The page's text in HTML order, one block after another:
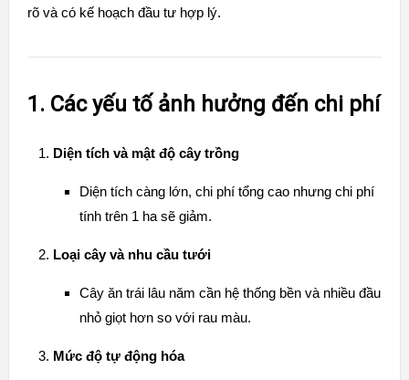
rõ và có kế hoạch đầu tư hợp lý.
1. Các yếu tố ảnh hưởng đến chi phí
Diện tích và mật độ cây trồng
Diện tích càng lớn, chi phí tổng cao nhưng chi phí
tính trên 1 ha sẽ giảm.
Loại cây và nhu cầu tưới
Cây ăn trái lâu năm cần hệ thống bền và nhiều đầu
nhỏ giọt hơn so với rau màu.
Mức độ tự động hóa